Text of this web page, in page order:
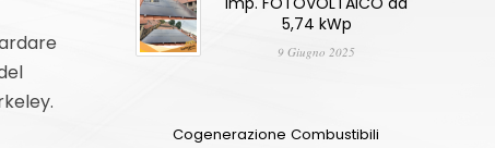
5,74 kWp
9 Giugno 2025
Cogenerazione Combustibili